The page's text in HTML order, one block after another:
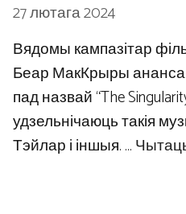
27 лютага 2024
Вядомы кампазітар
Беар МакКрыры
пад назвай “The
удзельнічаюць такія
Тэйлар і іншыя. …